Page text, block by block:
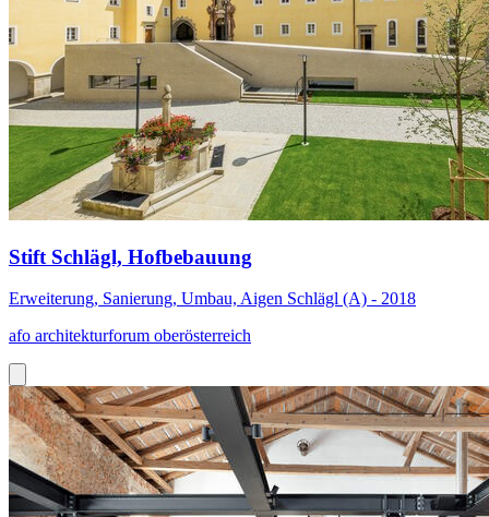
Stift Schlägl, Hofbebauung
Erweiterung, Sanierung, Umbau, Aigen Schlägl (A) - 2018
afo architekturforum oberösterreich